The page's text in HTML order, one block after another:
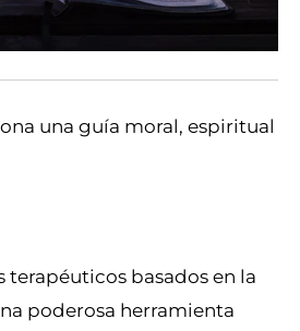
una guía moral, espiritual
basados en la
poderosa herramienta